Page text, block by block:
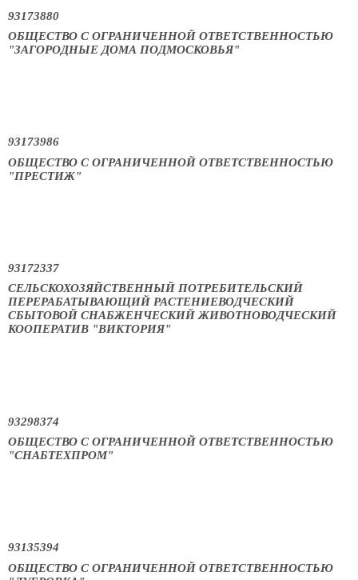
93173880
ОБЩЕСТВО С ОГРАНИЧЕННОЙ ОТВЕТСТВЕННОСТЬЮ
"ЗАГОРОДНЫЕ ДОМА ПОДМОСКОВЬЯ"
93173986
ОБЩЕСТВО С ОГРАНИЧЕННОЙ ОТВЕТСТВЕННОСТЬЮ
"ПРЕСТИЖ"
93172337
СЕЛЬСКОХОЗЯЙСТВЕННЫЙ ПОТРЕБИТЕЛЬСКИЙ
ПЕРЕРАБАТЫВАЮЩИЙ РАСТЕНИЕВОДЧЕСКИЙ
СБЫТОВОЙ СНАБЖЕНЧЕСКИЙ ЖИВОТНОВОДЧЕСКИЙ
КООПЕРАТИВ "ВИКТОРИЯ"
93298374
ОБЩЕСТВО С ОГРАНИЧЕННОЙ ОТВЕТСТВЕННОСТЬЮ
"СНАБТЕХПРОМ"
93135394
ОБЩЕСТВО С ОГРАНИЧЕННОЙ ОТВЕТСТВЕННОСТЬЮ